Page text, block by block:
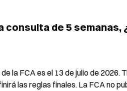
consulta de 5
la FCA es el 13 de julio de 2026.
las reglas finales. La FCA no